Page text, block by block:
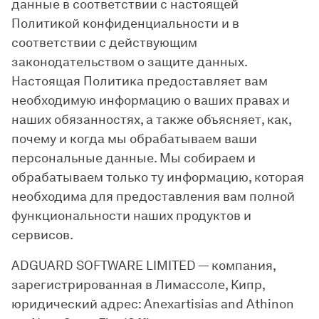
данные в соответствии с настоящей
Политикой конфиденциальности и в
соответствии с действующим
законодательством о защите данных.
Настоящая Политика предоставляет вам
необходимую информацию о ваших правах и
наших обязанностях, а также объясняет, как,
почему и когда мы обрабатываем ваши
персональные данные. Мы собираем и
обрабатываем только ту информацию, которая
необходима для предоставления вам полной
функциональности наших продуктов и
сервисов.
ADGUARD SOFTWARE LIMITED — компания,
зарегистрированная в Лимассоле, Кипр,
юридический адрес: Anexartisias and Athinon